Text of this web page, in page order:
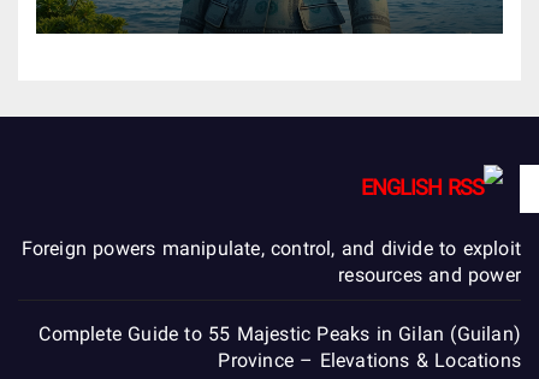
ENGLISH
Foreign powers manipulate, control, and divide to exploit
resources and power
Complete Guide to 55 Majestic Peaks in Gilan (Guilan)
Province – Elevations & Locations